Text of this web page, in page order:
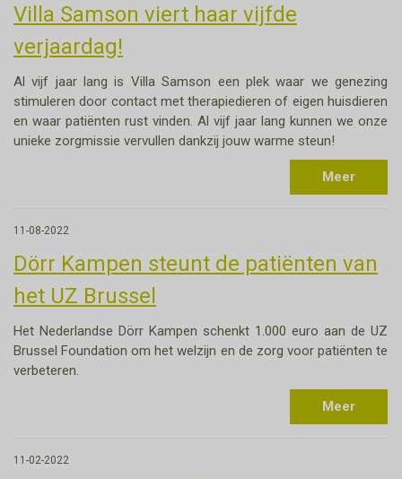
Villa Samson viert haar vijfde
verjaardag!
Al vijf jaar lang is Villa Samson een plek waar we genezing
stimuleren door contact met therapiedieren of eigen huisdieren
en waar patiënten rust vinden. Al vijf jaar lang kunnen we onze
unieke zorgmissie vervullen dankzij jouw warme steun!
Meer
11-08-2022
Dörr Kampen steunt de patiënten van
het UZ Brussel
Het Nederlandse Dörr Kampen schenkt 1.000 euro aan de UZ
Brussel Foundation om het welzijn en de zorg voor patiënten te
verbeteren.
Meer
11-02-2022